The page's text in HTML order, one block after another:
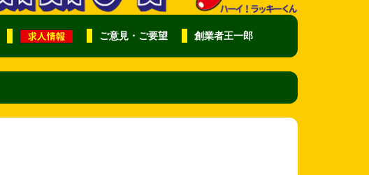
ご意見・ご要望 創業者王一郎